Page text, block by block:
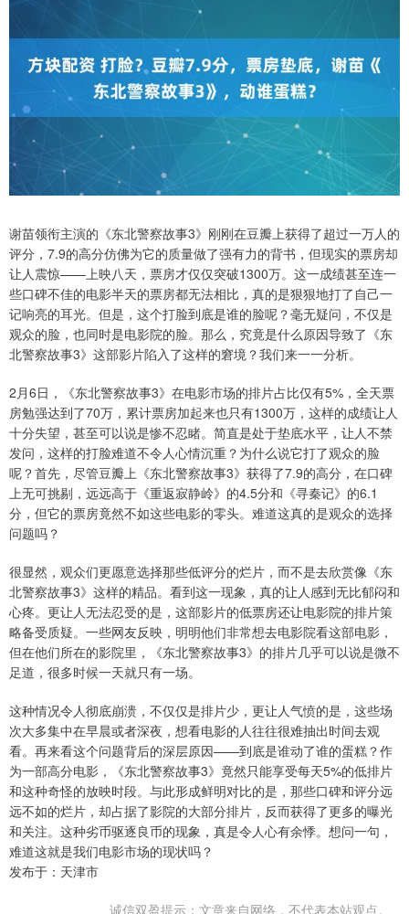
谢苗领衔主演的《东北警察故事3》刚刚在豆瓣上获得了超过一万人的
评分，7.9的高分仿佛为它的质量做了强有力的背书，但现实的票房却
让人震惊——上映八天，票房才仅仅突破1300万。这一成绩甚至连一
些口碑不佳的电影半天的票房都无法相比，真的是狠狠地打了自己一
记响亮的耳光。但是，这个打脸到底是谁的脸呢？毫无疑问，不仅是
观众的脸，也同时是电影院的脸。那么，究竟是什么原因导致了《东
北警察故事3》这部影片陷入了这样的窘境？我们来一一分析。
2月6日，《东北警察故事3》在电影市场的排片占比仅有5%，全天票
房勉强达到了70万，累计票房加起来也只有1300万，这样的成绩让人
十分失望，甚至可以说是惨不忍睹。简直是处于垫底水平，让人不禁
发问，这样的打脸难道不令人心情沉重？为什么说它打了观众的脸
呢？首先，尽管豆瓣上《东北警察故事3》获得了7.9的高分，在口碑
上无可挑剔，远远高于《重返寂静岭》的4.5分和《寻秦记》的6.1
分，但它的票房竟然不如这些电影的零头。难道这真的是观众的选择
问题吗？
很显然，观众们更愿意选择那些低评分的烂片，而不是去欣赏像《东
北警察故事3》这样的精品。看到这一现象，真的让人感到无比郁闷和
心疼。更让人无法忍受的是，这部影片的低票房还让电影院的排片策
略备受质疑。一些网友反映，明明他们非常想去电影院看这部电影，
但在他们所在的影院里，《东北警察故事3》的排片几乎可以说是微不
足道，很多时候一天就只有一场。
这种情况令人彻底崩溃，不仅仅是排片少，更让人气愤的是，这些场
次大多集中在早晨或者深夜，想看电影的人往往很难抽出时间去观
看。再来看这个问题背后的深层原因——到底是谁动了谁的蛋糕？作
为一部高分电影，《东北警察故事3》竟然只能享受每天5%的低排片
和这种奇怪的放映时段。与此形成鲜明对比的是，那些口碑和评分远
远不如的烂片，却占据了影院的大部分排片，反而获得了更多的曝光
和关注。这种劣币驱逐良币的现象，真是令人心有余悸。想问一句，
难道这就是我们电影市场的现状吗？
发布于：天津市
诚信双盈提示：文章来自网络，不代表本站观点。